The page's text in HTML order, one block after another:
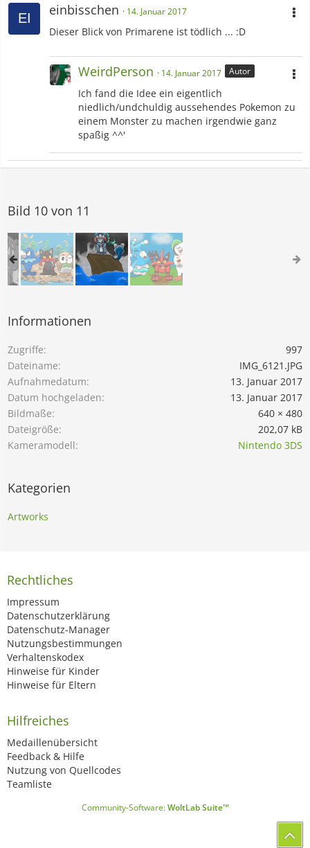
einbisschen 14. Januar 2017
Dieser Blick von Primarene ist tödlich ... :D
WeirdPerson 14. Januar 2017 Autor
Ich fand die Idee ein eigentlich
niedlich/undchuldig aussehendes Pokemon zu
einem Monster zu machen irgendwie ganz
spaßig ^^'
Bild 10 von 11
Informationen
Zugriffe
997
Dateiname
IMG_6121.JPG
Aufnahmedatum
13. Januar 2017
Datum hochgeladen
13. Januar 2017
Bildmaße
640 × 480
Dateigröße
202,07 kB
Kameramodell
Nintendo 3DS
Kategorien
Artworks
Rechtliches
Impressum
Datenschutzerklärung
Datenschutz-Manager
Nutzungsbestimmungen
Verhaltenskodex
Hinweise für Kinder
Hinweise für Eltern
Hilfreiches
Medaillenübersicht
Feedback & Hilfe
Nutzung von Quellcodes
Teamliste
Community-Software:WoltLab Suite™